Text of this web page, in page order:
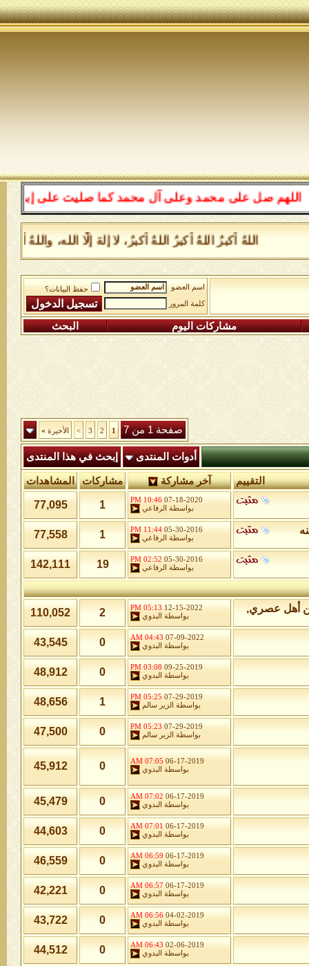
صل على محمد وعلى آل محمد كما صليت على إبراهيم
اللهُ أكبرُ اللهُ أكبرُ اللهُ أكبرُ، لا إلهَ إلَّا الله،
اسم العضو
حفظ البيانات؟
كلمة المرور
مشاركات اليوم البحث
صفحة 1 من 7 1
2
3
> الأخيرة »
أدوات المنتدى إبحث في هذا المنتدى
التقييم آخر مشاركة مشاركات المشاهدات
07-18-2020
10:46 PM
بواسطة
الرفاعي 1
77,095
05-30-2016
11:44 PM
بواسطة
الرفاعي 1
77,558
05-30-2016
02:52 PM
بواسطة
الرفاعي 19
142,111
من أهل عصري, 12-15-2022
05:13 PM
بواسطة
البدوي 2
110,052
07-09-2022
04:43 AM
بواسطة
البدوي 0
43,545
09-25-2019
03:08 PM
بواسطة
البدوي 0
48,912
07-29-2019
05:25 PM
بواسطة
الزير سالم 1
48,656
07-29-2019
05:23 PM
بواسطة
الزير سالم 0
47,500
06-17-2019
07:05 AM
بواسطة
البدوي 0
45,912
06-17-2019
07:02 AM
بواسطة
البدوي 0
45,479
06-17-2019
07:01 AM
بواسطة
البدوي 0
44,603
06-17-2019
06:59 AM
بواسطة
البدوي 0
46,559
06-17-2019
06:57 AM
بواسطة
البدوي 0
42,221
04-02-2019
06:56 AM
بواسطة
البدوي 0
43,722
02-06-2019
06:43 AM
بواسطة
البدوي 0
44,512